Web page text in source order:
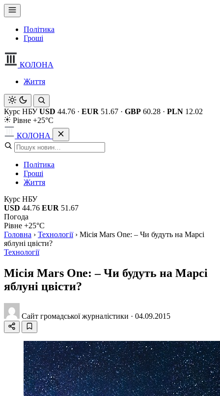
Політика
Гроші
КОЛОНА
Життя
Курс НБУ USD 44.76 · EUR 51.67 · GBP 60.28 · PLN 12.02
Рівне +25°C
КОЛОНА
Політика
Гроші
Життя
Курс НБУ
USD 44.76 EUR 51.67
Погода
Рівне +25°C
Головна › Технології › Місія Mars One: – Чи будуть на Марсі
яблуні цвісти?
Технології
Місія Mars One: – Чи будуть на Марсі
яблуні цвісти?
Сайт громадської журналістики · 04.09.2015